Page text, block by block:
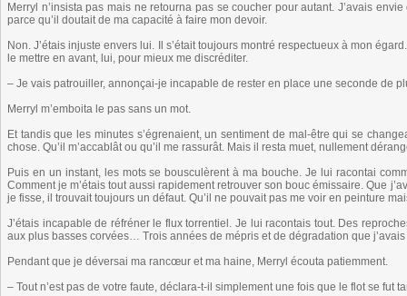
Merryl n’insista pas mais ne retourna pas se coucher pour autant. J’avais
parce qu’il doutait de ma capacité à faire mon devoir.
Non. J’étais injuste envers lui. Il s’était toujours montré respectueux à mon
le mettre en avant, lui, pour mieux me discréditer.
– Je vais patrouiller, annonçai-je incapable de rester en place une seconde de
Merryl m’emboita le pas sans un mot.
Et tandis que les minutes s’égrenaient, un sentiment de mal-être qui se
chose. Qu’il m’accablât ou qu’il me rassurât. Mais il resta muet, nullement
Puis en un instant, les mots se bousculèrent à ma bouche. Je lui racontai
Comment je m’étais tout aussi rapidement retrouver son bouc émissaire. Que
je fisse, il trouvait toujours un défaut. Qu’il ne pouvait pas me voir en peinture
J’étais incapable de réfréner le flux torrentiel. Je lui racontais tout. Des
aux plus basses corvées… Trois années de mépris et de dégradation que
Pendant que je déversai ma rancœur et ma haine, Merryl écouta patiemment.
– Tout n’est pas de votre faute, déclara-t-il simplement une fois que le flot se fut